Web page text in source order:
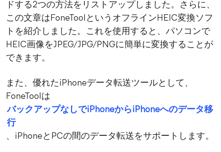
ドする2つの方法をリストアップしました。さらに、
この文章はFoneToolというオフラインHEIC変換ソフ
トを紹介しました。これを使用すると、パソコンで
HEIC画像をJPEG/JPG/PNGに簡単に変換することが
できます。
また、優れたiPhoneデータ転送ツールとして、
FoneToolは
バックアップなしでiPhoneからiPhoneへのデータ移
行
、iPhoneとPCの間のデータ転送をサポートします。